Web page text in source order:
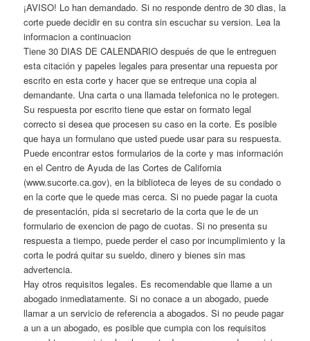
¡AVISO! Lo han demandado. Si no responde dentro de 30 dias, la
corte puede decidir en su contra sin escuchar su version. Lea la
informacion a continuacion
Tiene 30 DIAS DE CALENDARIO después de que le entreguen
esta citación y papeles legales para presentar una repuesta por
escrito en esta corte y hacer que se entreque una copia al
demandante. Una carta o una llamada telefonica no le protegen.
Su respuesta por escrito tiene que estar on formato legal
correcto si desea que procesen su caso en la corte. Es posible
que haya un formulano que usted puede usar para su respuesta.
Puede encontrar estos formularios de la corte y mas información
en el Centro de Ayuda de las Cortes de California
(www.sucorte.ca.gov), en la biblioteca de leyes de su condado o
en la corte que le quede mas cerca. Si no puede pagar la cuota
de presentación, pida si secretario de la corta que le de un
formulario de exencion de pago de cuotas. Si no presenta su
respuesta a tiempo, puede perder el caso por incumplimiento y la
corta le podrá quitar su sueldo, dinero y bienes sin mas
advertencia.
Hay otros requisitos legales. Es recomendable que llame a un
abogado inmediatamente. Si no conace a un abogado, puede
llamar a un servicio de referencia a abogados. Si no peude pagar
a un a un abogado, es posible que cumpia con los requisitos